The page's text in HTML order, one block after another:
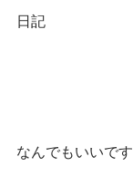
日記
なんでもいいです